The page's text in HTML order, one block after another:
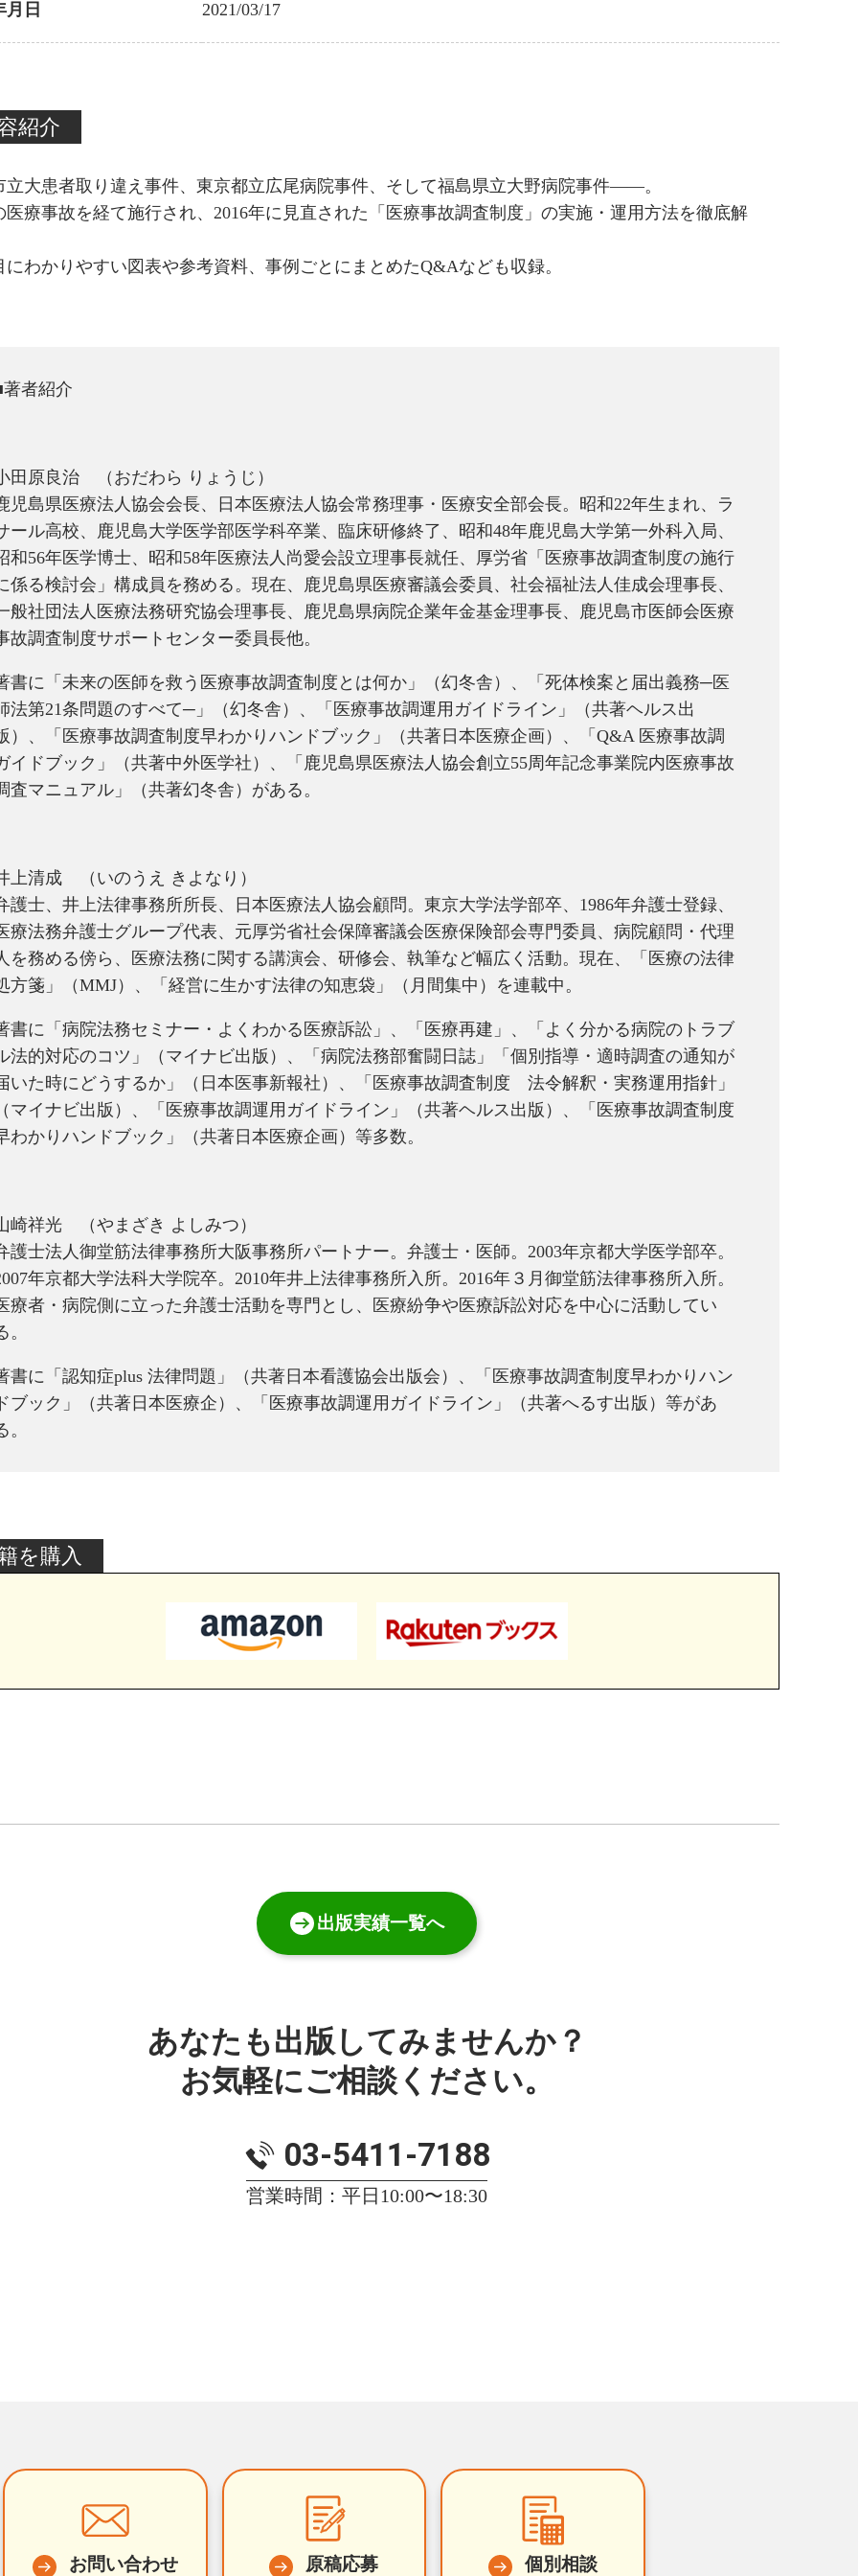
月日 2021/03/17
紹介
立大患者取り違え事件、東京都立広尾病院事件、そして福島県立大野病院事件――。
医療事故を経て施行され、2016年に見直された「医療事故調査制度」の実施・運用方法を徹底解
にわかりやすい図表や参考資料、事例ごとにまとめたQ&Aなども収録。
者紹介
田原良治 （おだわら りょうじ）
児島県医療法人協会会長、日本医療法人協会常務理事・医療安全部会長。昭和22年生まれ、ラ
ール高校、鹿児島大学医学部医学科卒業、臨床研修終了、昭和48年鹿児島大学第一外科入局、
和56年医学博士、昭和58年医療法人尚愛会設立理事長就任、厚労省「医療事故調査制度の施行
係る検討会」構成員を務める。現在、鹿児島県医療審議会委員、社会福祉法人佳成会理事長、
般社団法人医療法務研究協会理事長、鹿児島県病院企業年金基金理事長、鹿児島市医師会医療
故調査制度サポートセンター委員長他。
書に「未来の医師を救う医療事故調査制度とは何か」（幻冬舎）、「死体検案と届出義務─医
法第21条問題のすべて─」（幻冬舎）、「医療事故調運用ガイドライン」（共著ヘルス出
）、「医療事故調査制度早わかりハンドブック」（共著日本医療企画）、「Q&A 医療事故調
イドブック」（共著中外医学社）、「鹿児島県医療法人協会創立55周年記念事業院内医療事故
査マニュアル」（共著幻冬舎）がある。
上清成 （いのうえ きよなり）
護士、井上法律事務所所長、日本医療法人協会顧問。東京大学法学部卒、1986年弁護士登録、
療法務弁護士グループ代表、元厚労省社会保障審議会医療保険部会専門委員、病院顧問・代理
を務める傍ら、医療法務に関する講演会、研修会、執筆など幅広く活動。現在、「医療の法律
方箋」（MMJ）、「経営に生かす法律の知恵袋」（月間集中）を連載中。
書に「病院法務セミナー・よくわかる医療訴訟」、「医療再建」、「よく分かる病院のトラブ
法的対応のコツ」（マイナビ出版）、「病院法務部奮闘日誌」「個別指導・適時調査の通知が
いた時にどうするか」（日本医事新報社）、「医療事故調査制度 法令解釈・実務運用指針」
マイナビ出版）、「医療事故調運用ガイドライン」（共著ヘルス出版）、「医療事故調査制度
わかりハンドブック」（共著日本医療企画）等多数。
崎祥光 （やまざき よしみつ）
護士法人御堂筋法律事務所大阪事務所パートナー。弁護士・医師。2003年京都大学医学部卒。
年京都大学法科大学院卒。2010年井上法律事務所入所。2016年３月御堂筋法律事務所入所。
療者・病院側に立った弁護士活動を専門とし、医療紛争や医療訴訟対応を中心に活動してい
。
書に「認知症plus 法律問題」（共著日本看護協会出版会）、「医療事故調査制度早わかりハン
ブック」（共著日本医療企）、「医療事故調運用ガイドライン」（共著へるす出版）等があ
。
を購入
出版実績一覧へ
あなたも出版してみませんか？
お気軽にご相談ください。
03-5411-7188
営業時間：平日10:00〜18:30
お問い合わせ 原稿応募 個別相談